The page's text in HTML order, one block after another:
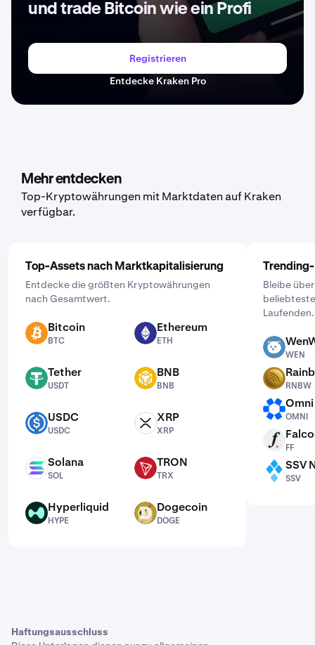
und trade Bitcoin wie ein Profi
Registrieren
Entdecke Kraken Pro
Mehr entdecken
Top-Kryptowährungen mit Marktdaten auf Kraken
verfügbar.
Top-Assets nach Marktkapitalisierung
Entdecke die größten Kryptowährungen
nach Gesamtwert.
BTC Bitcoin
BTC
ETH Ethereum
ETH
USDT Tether
USDT
BNB BNB
BNB
USDC USDC
USDC
XRP XRP
XRP
SOL Solana
SOL
TRX TRON
TRX
HYPE Hyperliquid
HYPE
DOGE Dogecoin
DOGE
Bleibe
Laufenden.
WEN
WEN
RNBW
RNBW
Omni
OMNI
FF
FF
SSV SSV
SSV
Haftungsausschluss